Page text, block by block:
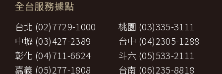
六、
用。
七、 送費用及團體行李接送人員之小費，行李數量之重量依航空公
司規定辦理。
八、 稅捐：各地機場服務稅捐及團體餐宿稅捐。
九、 服務費：領隊及其他乙方為甲方安排服務人員之報酬。
十、 保險費：責任保險及履約保證保險。
尊重智慧財產權為全民應盡義務，「理想旅遊」網站所有程式、網
產權，任何人不得逕自使用、修改、重製、公開播送、改作、散
布、發行、公開發表、進行還原工程、解編或反向組譯。若需引用
或轉載，請事先依法取得「理想旅遊」或相關權利人之書面同意。
【我們對保護您隱私權的承諾】
為確保您的個人資料安全，我們傳遞所有隱私權與安全準則予「理
全台服務據點
台北 (02)7729-1000
桃園 (03)335-3111
中壢 (03)427-2389
台中 (04)2305-1288
彰化 (04)711-6624
斗六 (05)533-2111
嘉義 (05)277-1808
台南 (06)235-8818